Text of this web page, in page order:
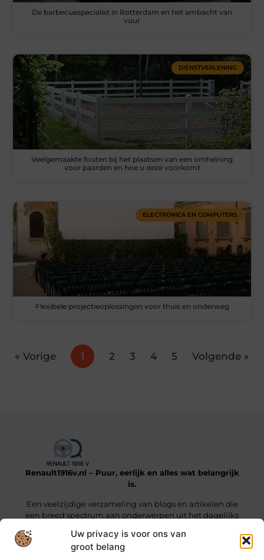
Uw privacy is voor ons van
groot belang
De barbecuespecialist in Rotterdam en het ambacht van
vuur
DIENSTVERLENING
Veelgemaakte fouten bij het plaatsen van een omheining
voor paarden en hoe u deze voorkomt
ELECTRONICA EN COMPUTERS
Flexibele projectieoplossingen voor thuis en onderweg
« Vorige 1 2 3 4 5 Volgende »
Renault1916v.nl – Puur, eerlijk en alles wat belangrijk
is.
Een veelzijdige verzameling van blogs en artikelen die
een breed spectrum aan onderwerpen uit het dagelijks
Onze informatie